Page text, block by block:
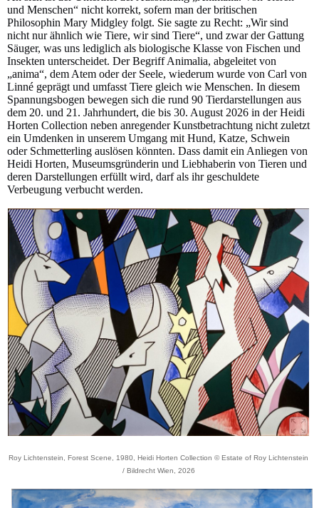
und Menschen“ nicht korrekt, sofern man der britischen
Philosophin Mary Midgley folgt. Sie sagte zu Recht: „Wir sind
nicht nur ähnlich wie Tiere, wir sind Tiere“, und zwar der Gattung
Säuger, was uns lediglich als biologische Klasse von Fischen und
Insekten unterscheidet. Der Begriff Animalia, abgeleitet von
„anima“, dem Atem oder der Seele, wiederum wurde von Carl von
Linné geprägt und umfasst Tiere gleich wie Menschen. In diesem
Spannungsbogen bewegen sich die rund 90 Tierdarstellungen aus
dem 20. und 21. Jahrhundert, die bis 30. August 2026 in der Heidi
Horten Collection neben anregender Kunstbetrachtung nicht zuletzt
ein Umdenken in unserem Umgang mit Hund, Katze, Schwein
oder Schmetterling auslösen könnten. Dass damit ein Anliegen von
Heidi Horten, Museumsgründerin und Liebhaberin von Tieren und
deren Darstellungen erfüllt wird, darf als ihr geschuldete
Verbeugung verbucht werden.
Roy Lichtenstein, Forest Scene, 1980, Heidi Horten Collection © Estate of Roy Lichtenstein
/ Bildrecht Wien, 2026